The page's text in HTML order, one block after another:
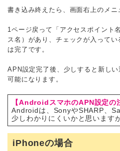
書き込み終えたら、画面右上のメニ
1ページ戻って「アクセスポイント
ス名）があり、チェックが入ってい
は完了です。
APN設定完了後、少しすると新し
可能になります。
【AndroidスマホのAPN設定の
Androidは、SonyやSHARP、
少しわかりにくいかと思います
iPhoneの場合